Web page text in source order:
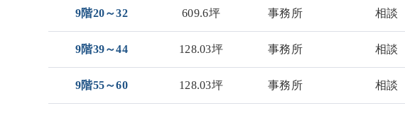
9階20～32 609.6坪 事務所 相談
9階39～44 128.03坪 事務所 相談
9階55～60 128.03坪 事務所 相談